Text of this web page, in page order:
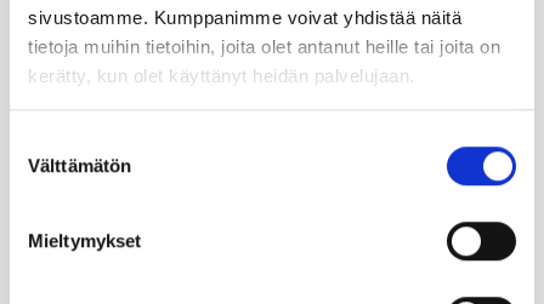
sivustoamme. Kumppanimme voivat yhdistää näitä
tietoja muihin tietoihin, joita olet antanut heille tai joita on
kerätty, kun olet käyttänyt heidän palvelujaan.
valinta
Välttämätön
Mieltymykset